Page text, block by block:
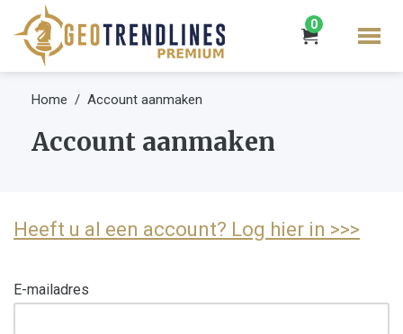
0
Home Account aanmaken
Account aanmaken
Heeft u al een account? Log hier in >>>
E-mailadres